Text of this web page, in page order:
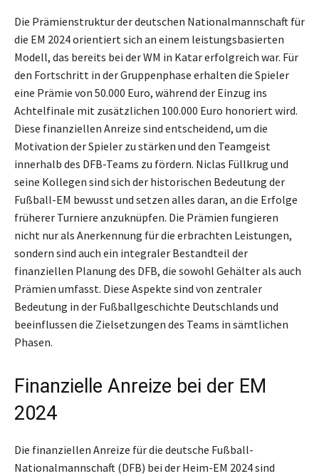
Die Prämienstruktur der deutschen Nationalmannschaft für
die EM 2024 orientiert sich an einem leistungsbasierten
Modell, das bereits bei der WM in Katar erfolgreich war. Für
den Fortschritt in der Gruppenphase erhalten die Spieler
eine Prämie von 50.000 Euro, während der Einzug ins
Achtelfinale mit zusätzlichen 100.000 Euro honoriert wird.
Diese finanziellen Anreize sind entscheidend, um die
Motivation der Spieler zu stärken und den Teamgeist
innerhalb des DFB-Teams zu fördern. Niclas Füllkrug und
seine Kollegen sind sich der historischen Bedeutung der
Fußball-EM bewusst und setzen alles daran, an die Erfolge
früherer Turniere anzuknüpfen. Die Prämien fungieren
nicht nur als Anerkennung für die erbrachten Leistungen,
sondern sind auch ein integraler Bestandteil der
finanziellen Planung des DFB, die sowohl Gehälter als auch
Prämien umfasst. Diese Aspekte sind von zentraler
Bedeutung in der Fußballgeschichte Deutschlands und
beeinflussen die Zielsetzungen des Teams in sämtlichen
Phasen.
Finanzielle Anreize bei der EM
2024
Die finanziellen Anreize für die deutsche Fußball-
Nationalmannschaft (DFB) bei der Heim-EM 2024 sind